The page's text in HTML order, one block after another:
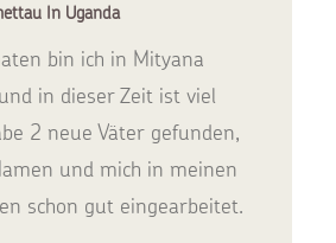
In Uganda
bin ich in Mityana
in dieser Zeit ist viel
2 neue Väter gefunden,
und mich in meinen
schon gut eingearbeitet.